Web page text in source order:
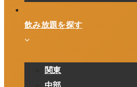
飲み放題を探す
関東
中部